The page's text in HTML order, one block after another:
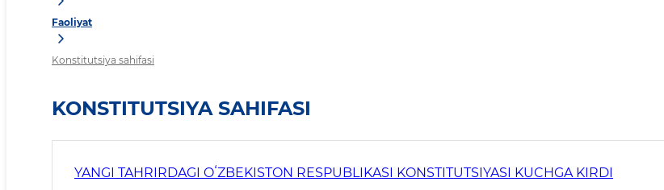
Faoliyat
Konstitutsiya sahifasi
KONSTITUTSIYA SAHIFASI
YANGI TAHRIRDAGI OʻZBEKISTON RESPUBLIKASI KONSTITUTSIYASI KUCHGA KIRDI